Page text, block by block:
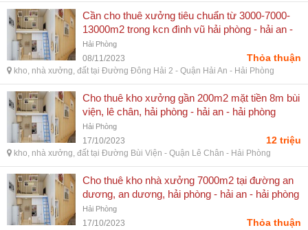
Cần cho thuê xưởng tiêu chuẩn từ 3000-7000-
13000m2 trong kcn đình vũ hải phòng - hải an -
hải phòng
Hải Phòng
08/11/2023 Thỏa thuận
kho, nhà xưởng, đất tại Đường Đông Hải 2 - Quận Hải An - Hải Phòng
Cho thuê kho xưởng gần 200m2 mặt tiền 8m bùi
viện, lê chân, hải phòng - hải an - hải phòng
Hải Phòng
17/10/2023 12 triệu
kho, nhà xưởng, đất tại Đường Bùi Viện - Quận Lê Chân - Hải Phòng
Cho thuê kho nhà xưởng 7000m2 tại đường an
dương, an dương, hải phòng - hải an - hải phòng
Hải Phòng
17/10/2023 Thỏa thuận